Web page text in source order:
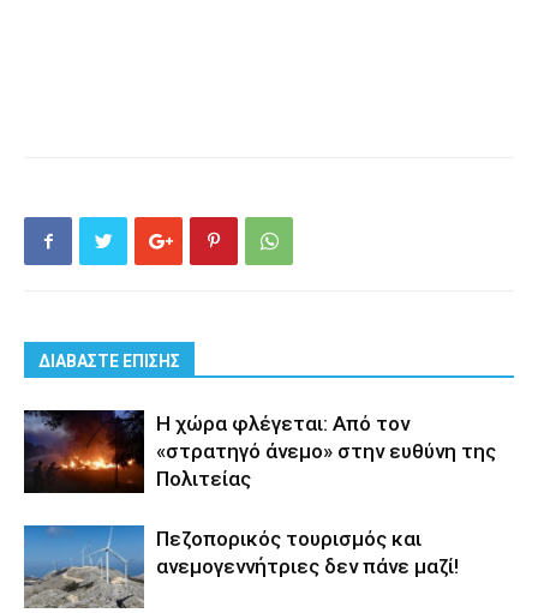
ΔΙΑΒΑΣΤΕ ΕΠΙΣΗΣ
Η χώρα φλέγεται: Από τον
«στρατηγό άνεμο» στην ευθύνη της
Πολιτείας
Πεζοπορικός τουρισμός και
ανεμογεννήτριες δεν πάνε μαζί!